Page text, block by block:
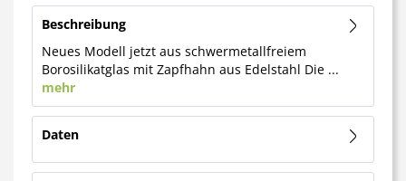
Beschreibung
Neues Modell jetzt aus schwermetallfreiem
Borosilikatglas mit Zapfhahn aus Edelstahl Die ...
mehr
Daten